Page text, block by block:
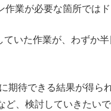
作業が必要な箇所では
ていた作業が、わずか
期待できる結果が得
ど、検討していきたい